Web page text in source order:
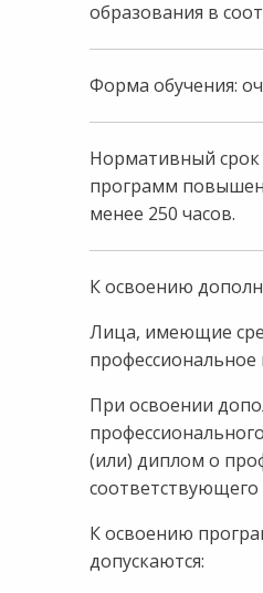
Выходной
образования в
Форма обучения:
Нормативный срок
программ
менее 250 часов.
К освоению
Лица, имеющие
При освоении
(или) диплом о
К освоению
допускаются: